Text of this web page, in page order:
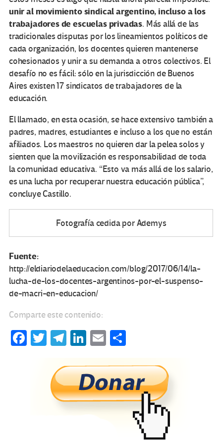
unir al movimiento sindical argentino, incluso a los
trabajadores de escuelas privadas. Más allá de las
tradicionales disputas por los lineamientos políticos de
cada organización, los docentes quieren mantenerse
cohesionados y unir a su demanda a otros colectivos. El
desafío no es fácil: sólo en la jurisdicción de Buenos
Aires existen 17 sindicatos de trabajadores de la
educación.
El llamado, en esta ocasión, se hace extensivo también a
padres, madres, estudiantes e incluso a los que no están
afiliados. Los maestros no quieren dar la pelea solos y
sienten que la movilización es responsabilidad de toda
la comunidad educativa. “Esto va más allá de los salario,
es una lucha por recuperar nuestra educación pública”,
concluye Castillo.
Fotografía cedida por Ademys
Fuente:
http://eldiariodelaeducacion.com/blog/2017/06/14/la-
lucha-de-los-docentes-argentinos-por-el-suspenso-
de-macri-en-educacion/
Comparte este contenido:
Fa T
tt
er
Te
gr
a
m
Li
ke
dI
n
E
ail m
p
ar
tir